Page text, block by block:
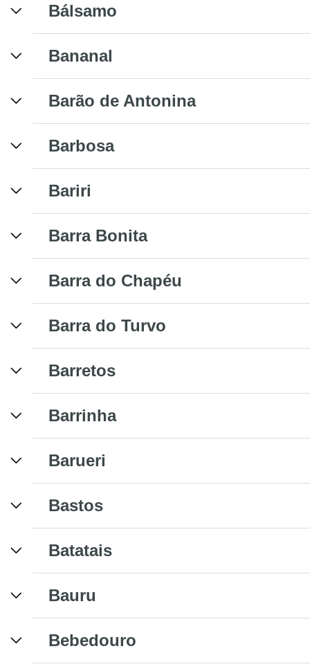
Bálsamo
Bananal
Barão de Antonina
Barbosa
Bariri
Barra Bonita
Barra do Chapéu
Barra do Turvo
Barretos
Barrinha
Barueri
Bastos
Batatais
Bauru
Bebedouro